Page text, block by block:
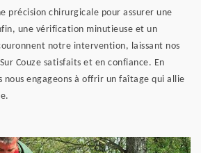
précision chirurgicale pour assurer une
une vérification minutieuse et un
notre intervention, laissant nos
Couze satisfaits et en confiance. En
nous engageons à offrir un faîtage qui allie